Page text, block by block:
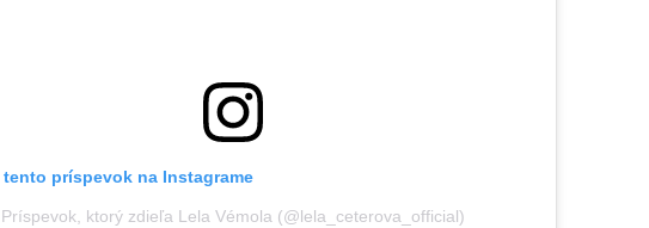
príspevok na Instagrame
Príspevok, ktorý zdieľa Lela Vémola (@lela_ceterova_official)